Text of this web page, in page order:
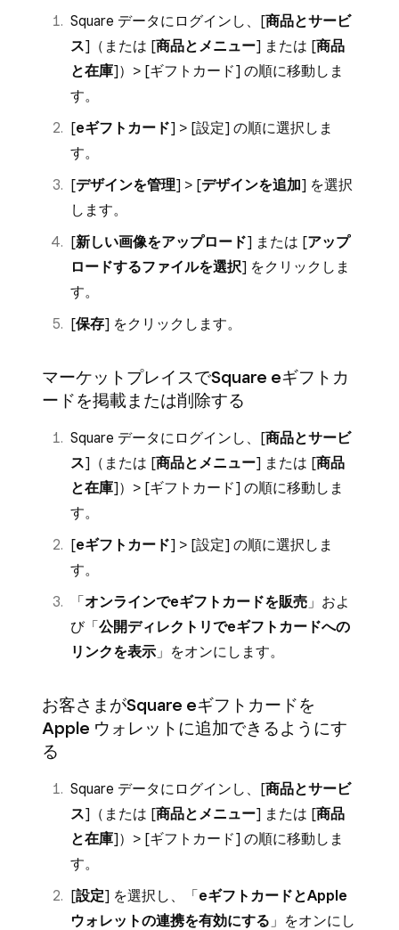
Square データにログインし、[商品とサービ
ス]（または [商品とメニュー] または [商品
と在庫]）> [ギフトカード] の順に移動しま
す。
[eギフトカード] > [設定] の順に選択しま
す。
[デザインを管理] > [デザインを追加] を選択
します。
[新しい画像をアップロード] または [アップ
ロードするファイルを選択] をクリックしま
す。
[保存] をクリックします。
マーケットプレイスでSquare eギフトカ
ードを掲載または削除する
Square データにログインし、[商品とサービ
ス]（または [商品とメニュー] または [商品
と在庫]）> [ギフトカード] の順に移動しま
す。
[eギフトカード] > [設定] の順に選択しま
す。
「オンラインでeギフトカードを販売 」およ
び「公開ディレクトリでeギフトカードへの
リンクを表示 」をオンにします。
お客さまがSquare eギフトカードを
Apple ウォレットに追加できるようにす
る
Square データにログインし、[商品とサービ
ス]（または [商品とメニュー] または [商品
と在庫]）> [ギフトカード] の順に移動しま
す。
[設定] を選択し、「eギフトカードとApple
ウォレットの連携を有効にする 」をオンにし